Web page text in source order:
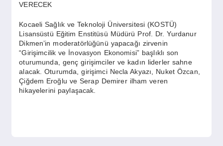
VERECEK
Kocaeli Sağlık ve Teknoloji Üniversitesi (KOSTÜ)
Lisansüstü Eğitim Enstitüsü Müdürü Prof. Dr. Yurdanur
Dikmen’in moderatörlüğünü yapacağı zirvenin
“Girişimcilik ve İnovasyon Ekonomisi” başlıklı son
oturumunda, genç girişimciler ve kadın liderler sahne
alacak. Oturumda, girişimci Necla Akyazı, Nuket Özcan,
Çiğdem Eroğlu ve Serap Demirer ilham veren
hikayelerini paylaşacak.